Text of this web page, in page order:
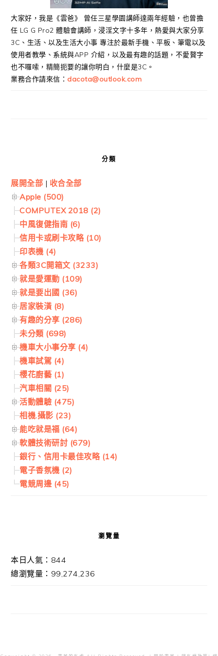
大家好，我是《雲爸》 曾任三星學園講師達兩年經驗，也曾擔
任 LG G Pro2 體驗會講師，浸淫文字十多年，熱愛與大家分享
3C、生活、以及生活大小事 專注於最新手機、平板、筆電以及
使用者教學、系統與APP 介紹，以及最有趣的話題，不愛贅字
也不囉嗦，精簡扼要的讓你明白，什麼是3C。
業務合作請來信： dacota@outlook.com
分類
展開全部 | 收合全部
Apple (500)
COMPUTEX 2018 (2)
中風復健指南 (6)
信用卡或刷卡攻略 (10)
印表機 (4)
各類3C開箱文 (3233)
就是愛運動 (109)
就是要出國 (36)
居家裝潢 (8)
有趣的分享 (286)
未分類 (698)
機車大小事分享 (4)
機車試駕 (4)
櫻花廚藝 (1)
汽車相關 (25)
活動體驗 (475)
相機.攝影 (23)
能吃就是福 (64)
軟體技術研討 (679)
銀行、信用卡最佳攻略 (14)
電子香氛機 (2)
電競周邊 (45)
瀏覽量
本日人氣：844
總瀏覽量：99,274,236